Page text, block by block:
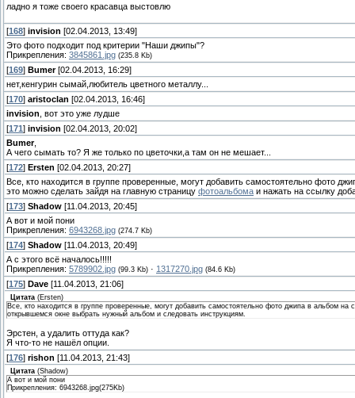
ладно я тоже своего красавца выстовлю
[168] invision [02.04.2013, 13:49]
Это фото подходит под критерии "Наши джипы"?
Прикрепления: 3845861.jpg (235.8 Kb)
[169] Bumer[02.04.2013, 16:29]
нет,кенгурин сымай,любитель цветного металлу...
[170] aristoclan [02.04.2013, 16:46]
invision , вот это уже лудше
[171] invision [02.04.2013, 20:02]
Bumer,
А чего сымать то? Я же только по цветочки,а там он не мешает...
[172] Ersten [02.04.2013, 20:27]
Все, кто находится в группе проверенные, могут добавить самостоятельно фото
это можно сделать зайдя на главную страницу фотоальбома и нажать на ссылку
[173] Shadow [11.04.2013, 20:45]
А вот и мой пони
Прикрепления: 6943268.jpg (274.7 Kb)
[174] Shadow [11.04.2013, 20:49]
А с этого всё началось!!!!!
Прикрепления: 5789902.jpg (99.3 Kb) · 1317270.jpg (84.6 Kb)
[175] Dave [11.04.2013, 21:06]
Цитата (Ersten)
Все, кто находится в группе проверенные, могут добавить самостоятельно фото джипа в альбом
открывшемся окне выбрать нужный альбом и следовать инструкциям.
Эрстен, а удалить оттуда как?
Я что-то не нашёл опции.
[176] rishon [11.04.2013, 21:43]
Цитата (Shadow)
А вот и мой пони
Прикрепления: 6943268.jpg(275Kb)